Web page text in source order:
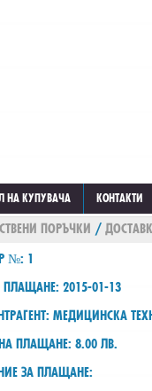
НА КУПУВАЧА КОНТАКТИ
ПОРЪЧКИ /
№: 1
2015-01-13
МЕДИЦИНСКА
ПЛАЩАНЕ: 8.00 ЛВ.
ЗА ПЛАЩАНЕ: